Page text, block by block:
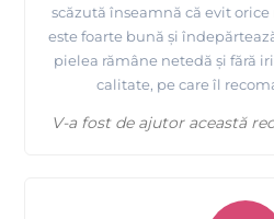
Prezentare si epilare bikini cu
scăzută înseamnă că evit orice
este foarte bună și
pielea rămâne netedă și fără
calitate, pe care îl
V-a fost de ajutor această